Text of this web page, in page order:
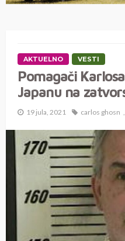
AKTUELNO VESTI
Pomagači
Japanu na
19 jula, 2021 carlos ghosn